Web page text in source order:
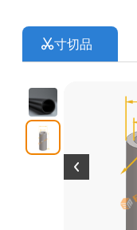
寸切品